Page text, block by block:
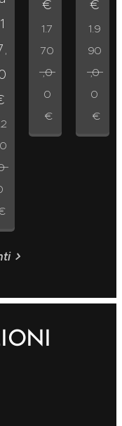
€
1.7
70
,0
0
€
€
1.9
90
,0
0
€